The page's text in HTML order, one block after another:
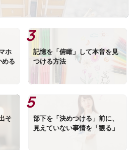
ホ
る
記憶を「俯瞰」して本音を見
つける方法
そ
部下を「決めつける」前に、
見えていない事情を「観る」